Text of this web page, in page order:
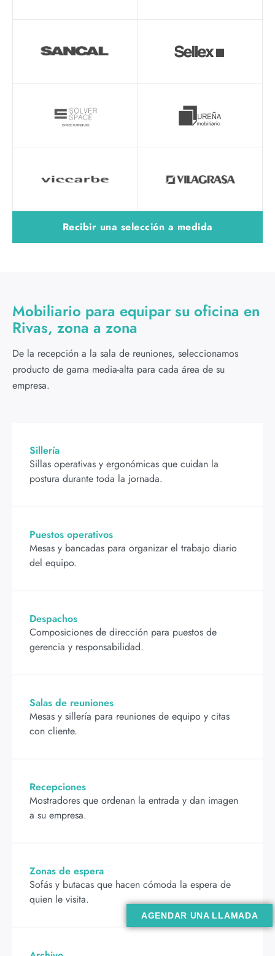
AGENDAR UNA LLAMADA
Recibir una selección a medida
Mobiliario para equipar su oficina en
Rivas, zona a zona
De la recepción a la sala de reuniones, seleccionamos
producto de gama media-alta para cada área de su
empresa.
Sillería
Sillas operativas y ergonómicas que cuidan la
postura durante toda la jornada.
Puestos operativos
Mesas y bancadas para organizar el trabajo diario
del equipo.
Despachos
Composiciones de dirección para puestos de
gerencia y responsabilidad.
Salas de reuniones
Mesas y sillería para reuniones de equipo y citas
con cliente.
Recepciones
Mostradores que ordenan la entrada y dan imagen
a su empresa.
Zonas de espera
Sofás y butacas que hacen cómoda la espera de
quien le visita.